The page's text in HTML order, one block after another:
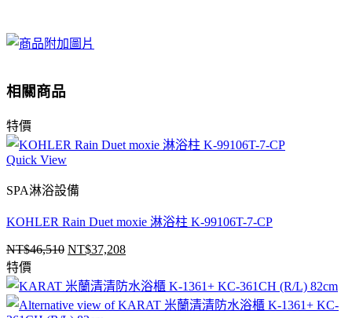
相關商品
特價
Quick View
SPA淋浴設備
KOHLER Rain Duet moxie 淋浴柱 K-99106T-7-CP
NT$46,510 原
價
格：
NT$37,208目
價
格：
特價